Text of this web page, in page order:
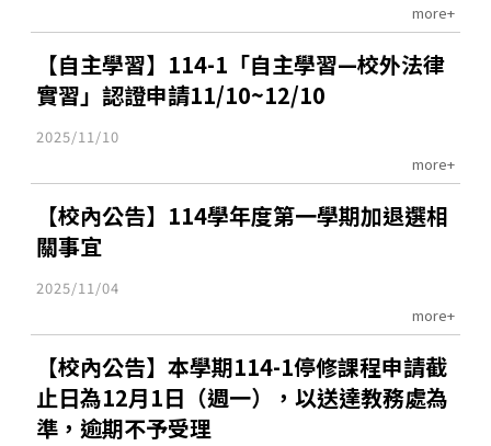
more+
【自主學習】114-1「自主學習—校外法律
實習」認證申請11/10~12/10
2025/11/10
more+
【校內公告】114學年度第一學期加退選相
關事宜
2025/11/04
more+
【校內公告】本學期114-1停修課程申請截
止日為12月1日（週一），以送達教務處為
準，逾期不予受理